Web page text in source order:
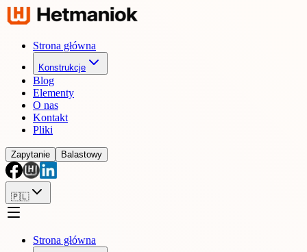
Strona główna
Konstrukcje
Blog
Elementy
O nas
Kontakt
Pliki
Zapytanie Balastowy
🇵🇱
Strona główna